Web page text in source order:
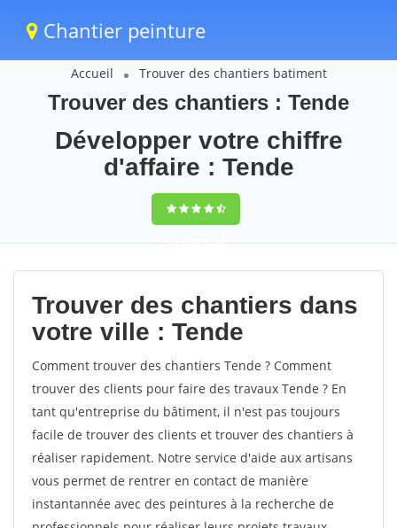
Chantier peinture
Accueil Trouver des chantiers batiment
Trouver des chantiers : Tende
Développer votre chiffre
d'affaire : Tende
9,5(100%)56
votes
Trouver des chantiers dans
votre ville : Tende
Comment trouver des chantiers Tende ? Comment
trouver des clients pour faire des travaux Tende ? En
tant qu'entreprise du bâtiment, il n'est pas toujours
facile de trouver des clients et trouver des chantiers à
réaliser rapidement. Notre service d'aide aux artisans
vous permet de rentrer en contact de manière
instantannée avec des peintures à la recherche de